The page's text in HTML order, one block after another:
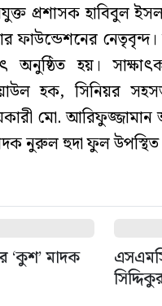
প্রশাসক হাবিবুল
ফাউন্ডেশনের
অনুষ্ঠিত হয়।
হক, সিনিয়র
মো.
নুরুল হুদা ফুল উপস্থিত
‘কুশ’ মাদক